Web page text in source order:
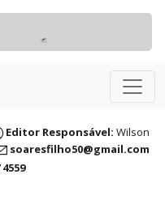
Editor Responsável: Wilson
soaresfilho50@gmail.com
4559